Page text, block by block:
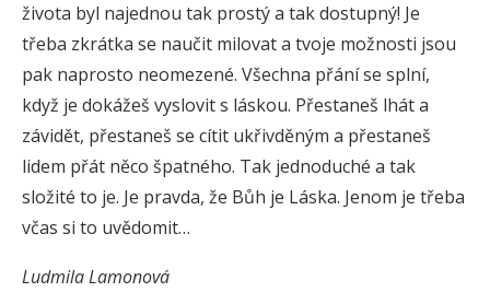
života byl najednou tak prostý a tak dostupný! Je
třeba zkrátka se naučit milovat a tvoje možnosti jsou
pak naprosto neomezené. Všechna přání se splní,
když je dokážeš vyslovit s láskou. Přestaneš lhát a
závidět, přestaneš se cítit ukřivděným a přestaneš
lidem přát něco špatného. Tak jednoduché a tak
složité to je. Je pravda, že Bůh je Láska. Jenom je třeba
včas si to uvědomit…
Ludmila Lamonová